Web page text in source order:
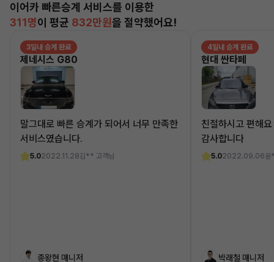
이어카 빠른승계 서비스를 이용한
311명이 평균 832만원을 절약했어요!
3일내 승계 완료
제네시스 G80
말그대로 빠른 승계가 되어서 너무 만족한
서비스였습니다.
5.02022.11.28김** 고객님
종왕현 매니저
4일내 승계 완료
현대 싼타페
친절하시고 편해
감사합니다
5.02022.09.06윤
박래철 매니저